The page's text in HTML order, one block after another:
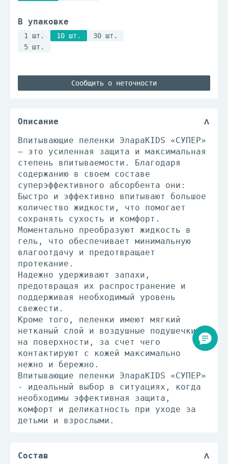
В упаковке
1 шт. 10 шт.
30 шт.
5 шт.
Сообщить о неточности
Описание
Впитывающие пеленки ЭлараKIDS «СУПЕР»
— это усиленная защита и максимальная
степень впитываемости. Благодаря
содержанию в своем составе
суперэффективного абсорбента они:
Быстро и эффективно впитывают большое
количество жидкости, что помогает
сохранять сухость и комфорт.
Моментально преобразуют жидкость в
гель, что обеспечивает минимальную
влагоотдачу и предотвращает
протекание.
Надежно удерживают запахи,
предотвращая их распространение и
поддерживая необходимый уровень
свежести.
Кроме того, пеленки имеют мягкий
нетканый слой и воздушные подушечки
на поверхности, за счет чего
контактируют с кожей максимально
нежно и бережно.
Впитывающие пеленки ЭлараKIDS «СУПЕР»
- идеальный выбор в ситуациях, когда
необходимы эффективная защита,
комфорт и деликатность при уходе за
детьми и взрослыми.
Состав